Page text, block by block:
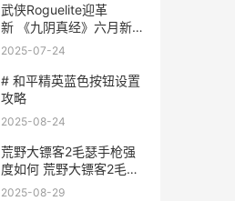
武侠Roguelite迎革
新 《九阴真经》六月新版
前瞻
2025-07-24
# 和平精英蓝色按钮设置
攻略
2025-08-24
荒野大镖客2毛瑟手枪强
度如何 荒野大镖客2毛瑟
枪用什么子弹
2025-08-29